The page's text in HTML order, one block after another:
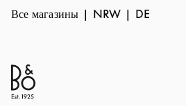
Все магазины NRW DE